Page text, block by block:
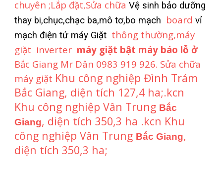
chuyên ;Lắp đặt,Sửa chữaVệ sinh bảo dưỡng
thay bi,chục,chạc ba,mô tơ,bo mạch board vỉ
mạch điện tử máy Giặt thông thường,máy
giặt inverter máy giặt bật máy báo lỗ ở
Bắc Giang Mr Dân 0983 919 926. Sửa chữa
máy giặt Khu công nghiệp Đình Trám
Bắc Giang, diện tích 127,4 ha;.kcn
Khu công nghiệp Vân Trung Bắc
Giang, diện tích 350,3 ha .kcn Khu
công nghiệp Vân Trung Bắc Giang,
diện tích 350,3 ha;